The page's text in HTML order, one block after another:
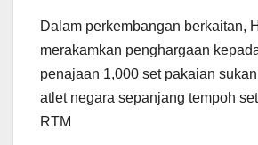
Dalam perkembangan berkaitan,
merakamkan penghargaan
penajaan 1,000 set pakaian
atlet negara sepanjang tempoh
RTM